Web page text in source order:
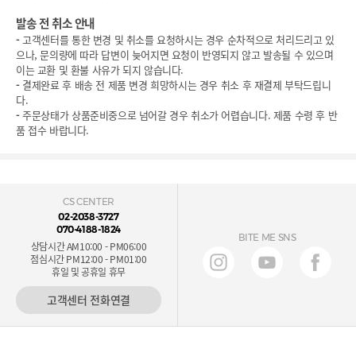
발송 전 취소 안내
-고객센터를 통한 변경 및 취소를 요청하시는 경우 순차적으로 처리드리고 있
으나, 문의량에 따라 답변이 늦어지면 요청이 반영되지 않고 발송될 수 있으며
이는 교환 및 환불 사유가 되지 않습니다.
- 결제완료 후 배송 전 제품 변경 희망하시는 경우 취소 후 재결제 부탁드립니
다.
-주문상태가 상품준비중으로 넘어갈 경우 취소가 어렵습니다. 제품 수령 후 반
품 접수 바랍니다.
CS CENTER
02-2038-3727
070-4188-1824
상담시간 AM10:00 - PM06:00
점심시간 PM12:00 - PM01:00
휴일 및 공휴일 휴무
고객센터 전화연결
BITE ME SNS